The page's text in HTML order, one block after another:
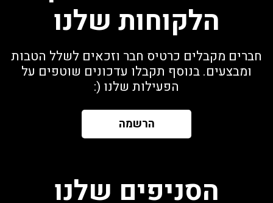
הלקוחות שלנו
חברים מקבלים כרטיס חבר וזכאים לשלל הטבות
ומבצעים. בנוסף תקבלו עדכונים שוטפים על
הפעילות שלנו (:
הרשמה
הסניפים שלנו